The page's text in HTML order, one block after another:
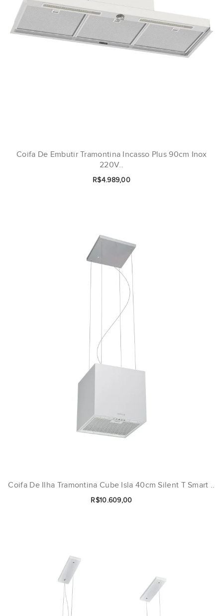
Coifa De Embutir Tramontina Incasso Plus 90cm Inox
220V..
R$4.989,00
Coifa De Ilha Tramontina Cube Isla 40cm Silent T Smart ..
R$10.609,00